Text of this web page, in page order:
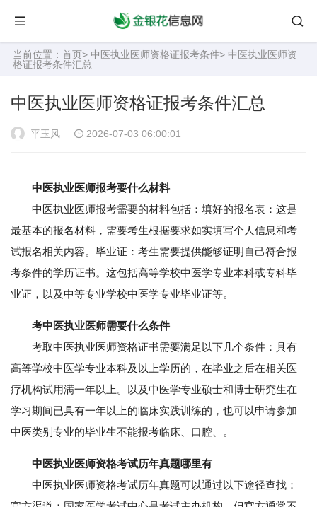
当前位置： 首页> 中医执业医师资格证报考条件> 中医执业医师资
格证报考条件汇总
中医执业医师资格证报考条件汇总
平玉风 2026-07-03 06:00:01
中医执业医师报考要什么材料
中医执业医师报考需要的材料包括：填好的报名表：这是
最基本的报名材料，需要考生根据要求如实填写个人信息和考
试报名相关内容。毕业证：考生需要提供能够证明自己符合报
考条件的学历证书。这包括高等学校中医学专业本科或专科毕
业证，以及中等专业学校中医学专业毕业证等。
考中医执业医师需要什么条件
考取中医执业医师资格证书需要满足以下几个条件：具有
高等学校中医学专业本科及以上学历的，在毕业之后在相关医
疗机构试用满一年以上。以及中医学专业硕士和博士研究生在
学习期间已具有一年以上的临床实践训练的，也可以申请参加
中医类别专业的毕业生不能报考临床、口腔、。
中医执业医师资格考试历年真题哪里有
中医执业医师资格考试历年真题可以通过以下途径查找：